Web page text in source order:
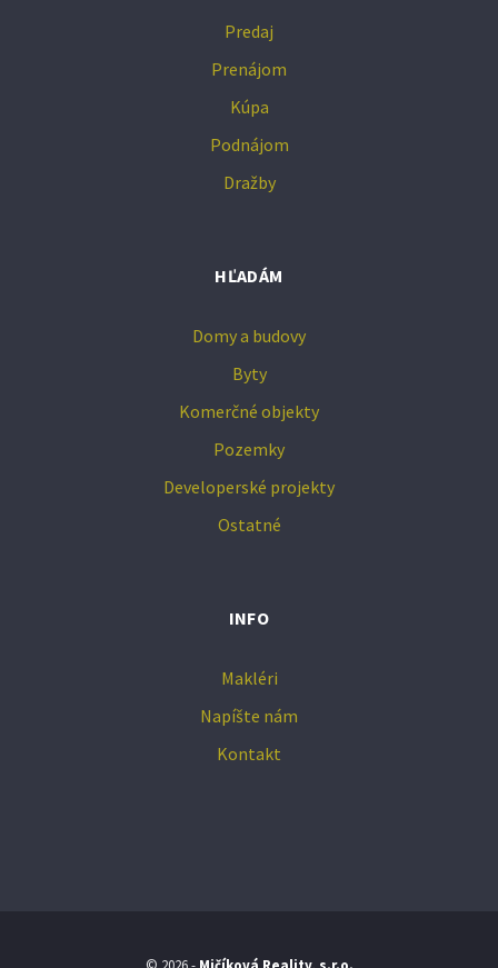
Predaj
Prenájom
Kúpa
Podnájom
Dražby
HĽADÁM
Domy a budovy
Byty
Komerčné objekty
Pozemky
Developerské projekty
Ostatné
INFO
Makléri
Napíšte nám
Kontakt